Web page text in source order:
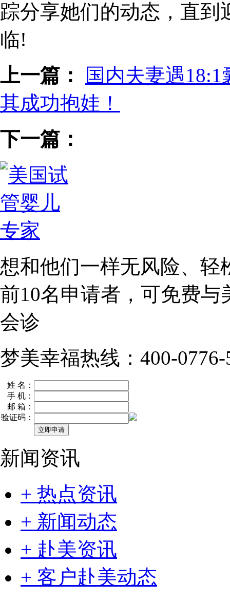
踪分享她们的动态，直到
临!
上一篇：
国内夫妻遇
其成功抱娃！
下一篇：
想和他们一样无风险、轻
前10名申请者，可免费与
会诊
梦美幸福热线：400-0776-
姓 名：
手 机：
邮 箱：
验证码：
新闻资讯
+ 热点资讯
+ 新闻动态
+ 赴美资讯
+ 客户赴美动态